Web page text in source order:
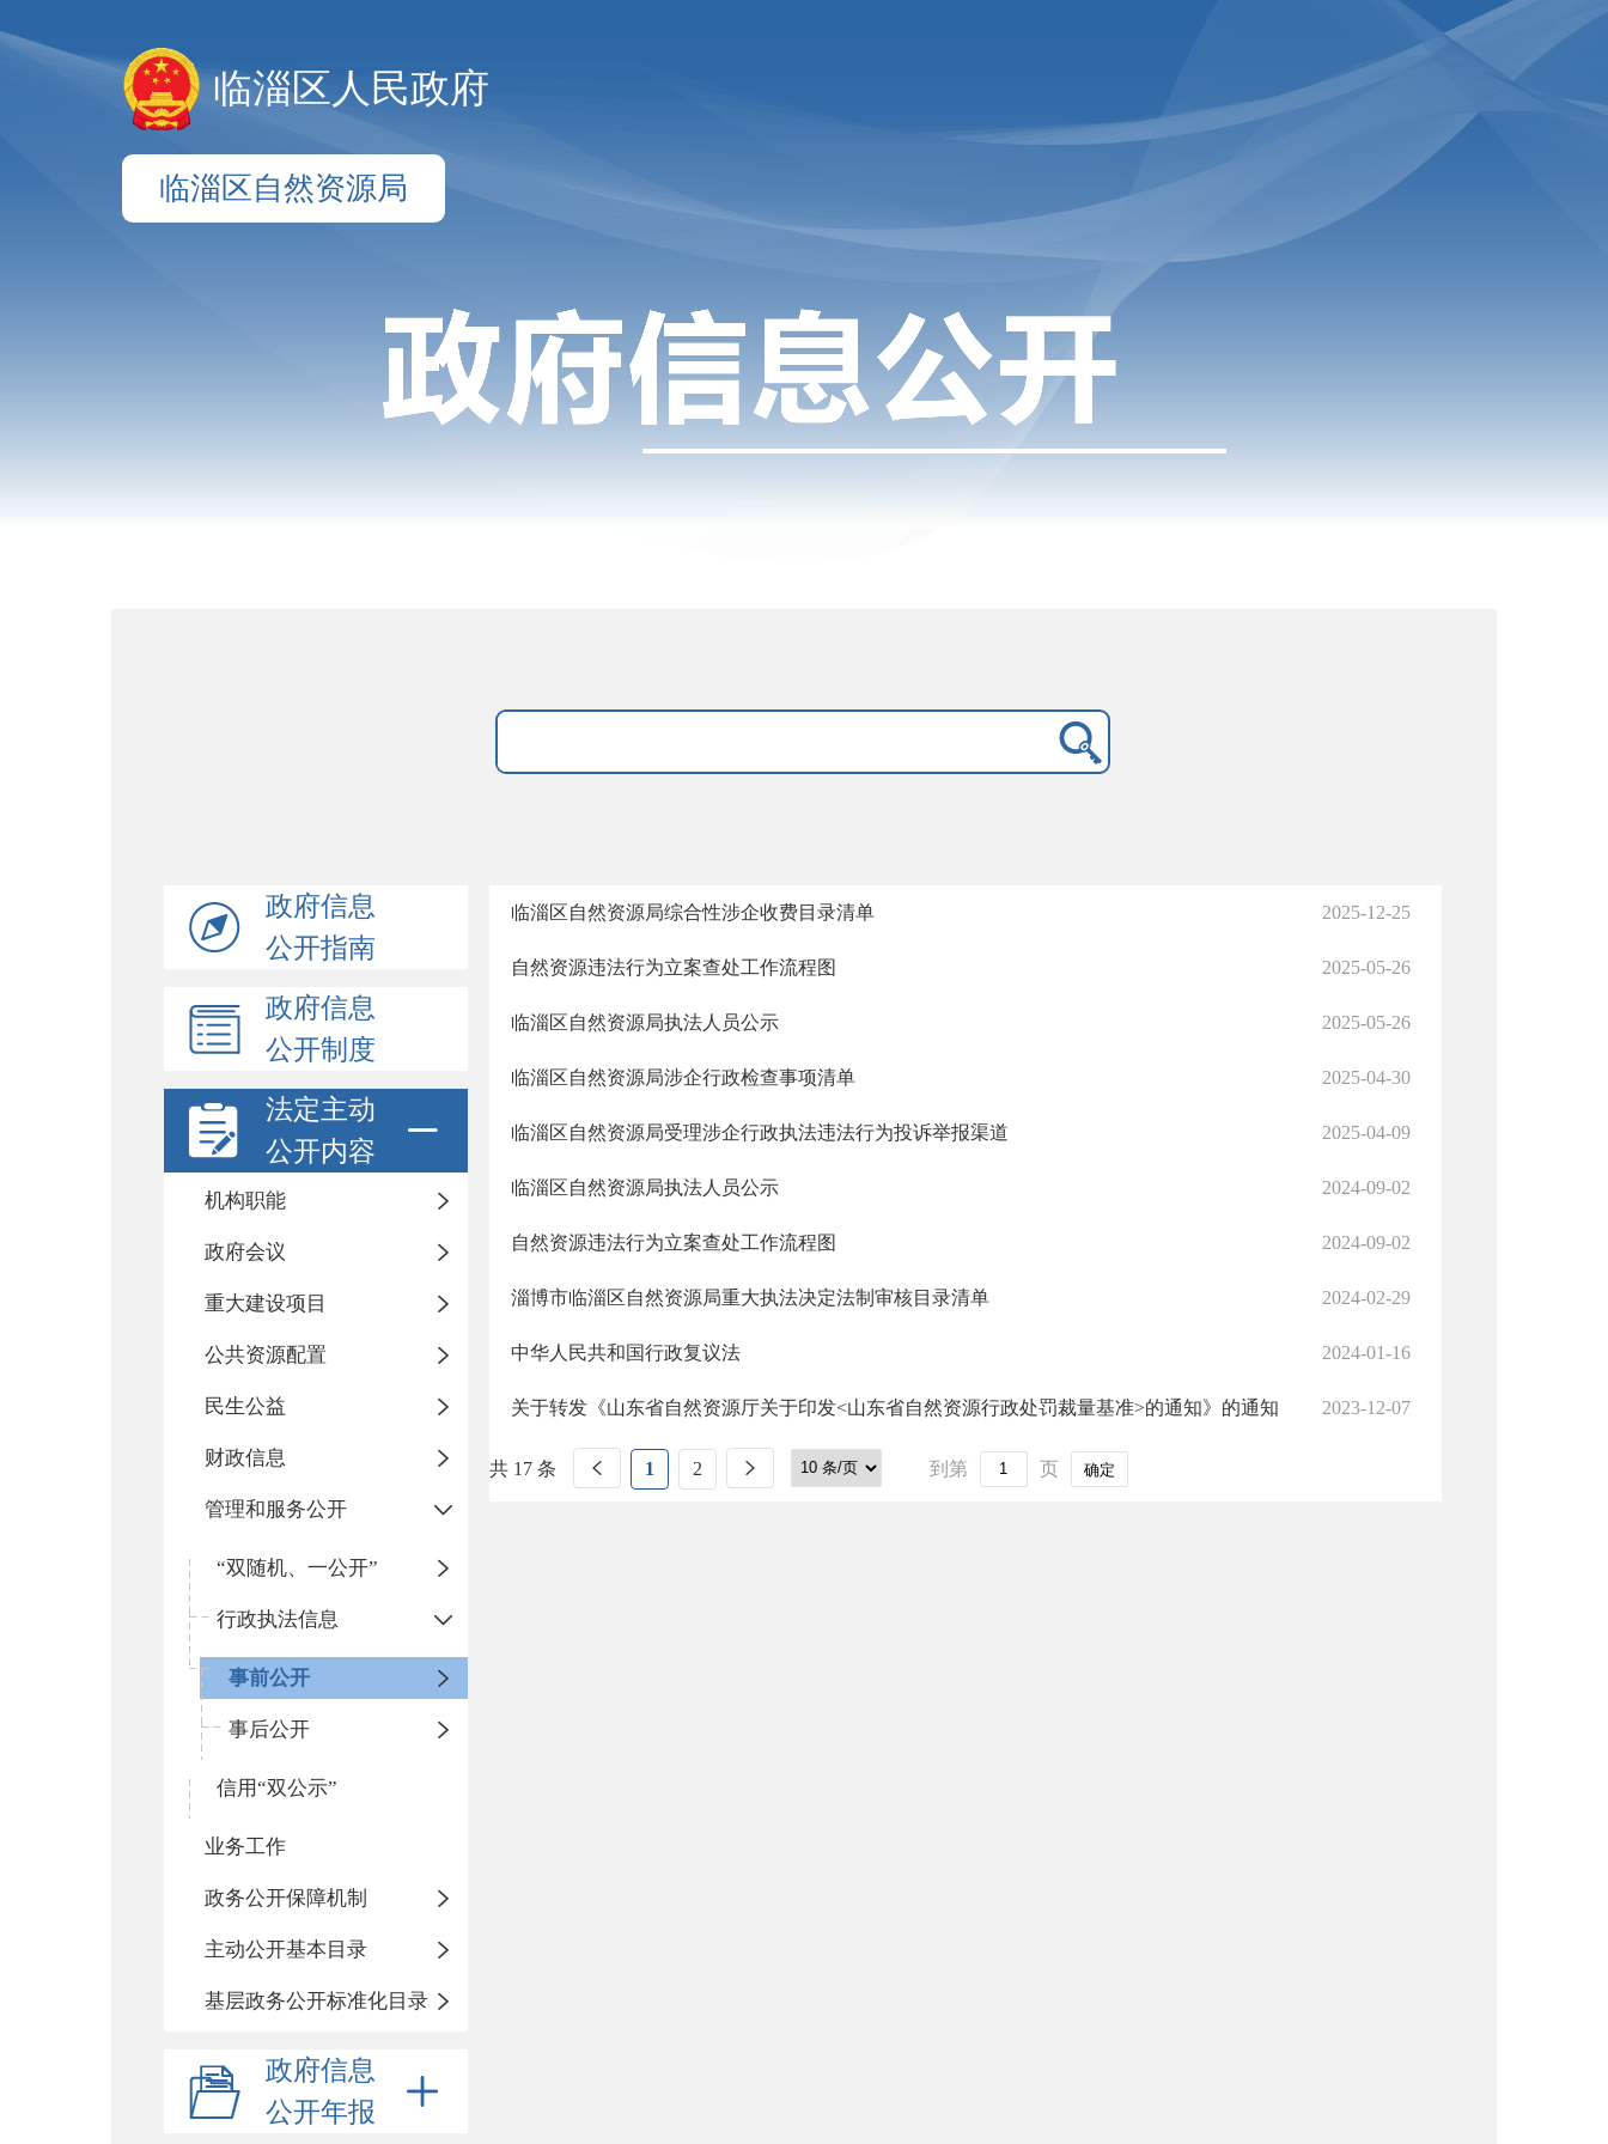
临淄区人民政府
临淄区自然资源局
政府信息
公开指南
政府信息
公开制度
法定主动
公开内容
机构职能
政府会议
重大建设项目
公共资源配置
民生公益
财政信息
管理和服务公开
“双随机、一公开”
行政执法信息
事前公开
事后公开
信用“双公示”
业务工作
政务公开保障机制
主动公开基本目录
基层政务公开标准化目录
政府信息
公开年报
临淄区自然资源局综合性涉企收费目录清单 2025-12-25
自然资源违法行为立案查处工作流程图 2025-05-26
临淄区自然资源局执法人员公示 2025-05-26
临淄区自然资源局涉企行政检查事项清单 2025-04-30
临淄区自然资源局受理涉企行政执法违法行为投诉举报渠道 2025-04-09
临淄区自然资源局执法人员公示 2024-09-02
自然资源违法行为立案查处工作流程图 2024-09-02
淄博市临淄区自然资源局重大执法决定法制审核目录清单 2024-02-29
中华人民共和国行政复议法 2024-01-16
关于转发《山东省自然资源厅关于印发<山东省自然资源行政处罚裁量基准>的通知》的通知 2023-12-07
共 17 条 1 2 到第 页 确定